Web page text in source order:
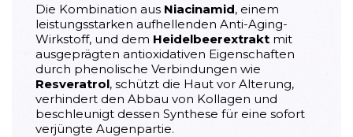
Die Kombination aus Niacinamid, einem
leistungsstarken aufhellenden Anti-Aging-
Wirkstoff, und dem Heidelbeerextrakt mit
ausgeprägten antioxidativen Eigenschaften
durch phenolische Verbindungen wie
Resveratrol, schützt die Haut vor Alterung,
verhindert den Abbau von Kollagen und
beschleunigt dessen Synthese für eine sofort
verjüngte Augenpartie.